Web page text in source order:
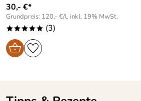
30,- €*
Grundpreis: 120,- €/l, inkl. 19% MwSt.
***** (3)